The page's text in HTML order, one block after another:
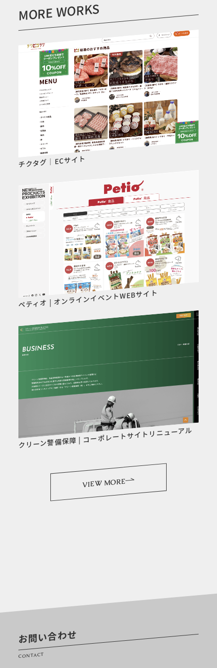
MORE WORKS
チクタグ｜ECサイト
ペティオ | オンラインイベントWEBサイト
クリーン警備保障 | コーポレートサイトリニューアル
VIEW MORE
お問い合わせ
CONTACT